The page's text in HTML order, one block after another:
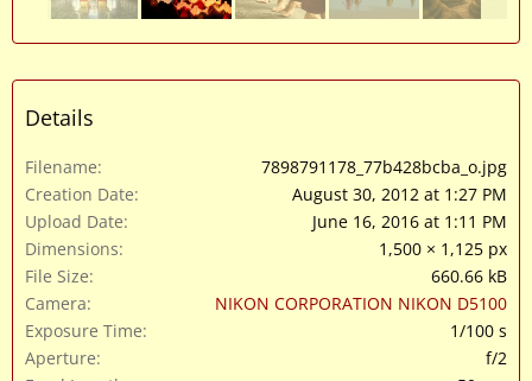
Details
Filename
7898791178_77b428bcba_o.jpg
Creation Date
August 30, 2012 at 1:27 PM
Upload Date
June 16, 2016 at 1:11 PM
Dimensions
1,500 × 1,125 px
File Size
660.66 kB
Camera
NIKON CORPORATION NIKON D5100
Exposure Time
1/100 s
Aperture
f/2